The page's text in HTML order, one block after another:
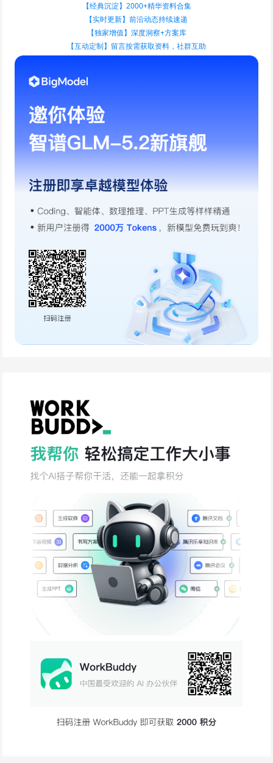
【经典沉淀】2000+精华资料合集
【实时更新】前沿动态持续速递
【独家增值】深度洞察+方案库
【互动定制】留言按需获取资料，社群互助